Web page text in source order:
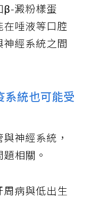
β-澱粉樣蛋
唾液等口腔
經系統之間
系統也可能受
神經系統，
相關。
病與低出生